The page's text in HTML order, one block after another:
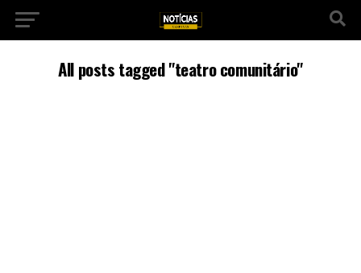
All posts tagged "teatro comunitário"